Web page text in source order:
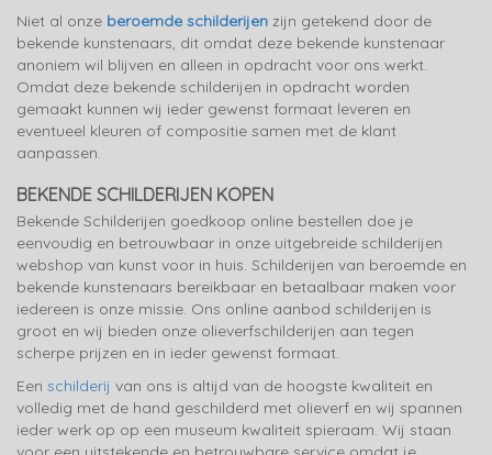
Niet al onze beroemde schilderijen zijn getekend door de
bekende kunstenaars, dit omdat deze bekende kunstenaar
anoniem wil blijven en alleen in opdracht voor ons werkt.
Omdat deze bekende schilderijen in opdracht worden
gemaakt kunnen wij ieder gewenst formaat leveren en
eventueel kleuren of compositie samen met de klant
aanpassen.
BEKENDE SCHILDERIJEN KOPEN
Bekende Schilderijen goedkoop online bestellen doe je
eenvoudig en betrouwbaar in onze uitgebreide schilderijen
webshop van kunst voor in huis. Schilderijen van beroemde en
bekende kunstenaars bereikbaar en betaalbaar maken voor
iedereen is onze missie. Ons online aanbod schilderijen is
groot en wij bieden onze olieverfschilderijen aan tegen
scherpe prijzen en in ieder gewenst formaat.
Een schilderij van ons is altijd van de hoogste kwaliteit en
volledig met de hand geschilderd met olieverf en wij spannen
ieder werk op op een museum kwaliteit spieraam. Wij staan